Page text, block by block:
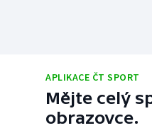
APLIKACE ČT SPORT
Mějte celý
obrazovce.